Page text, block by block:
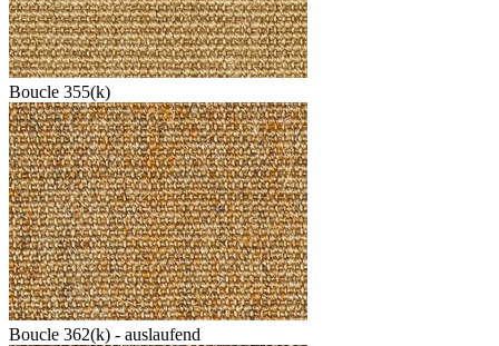
Boucle 355(k)
Boucle 362(k) - auslaufend